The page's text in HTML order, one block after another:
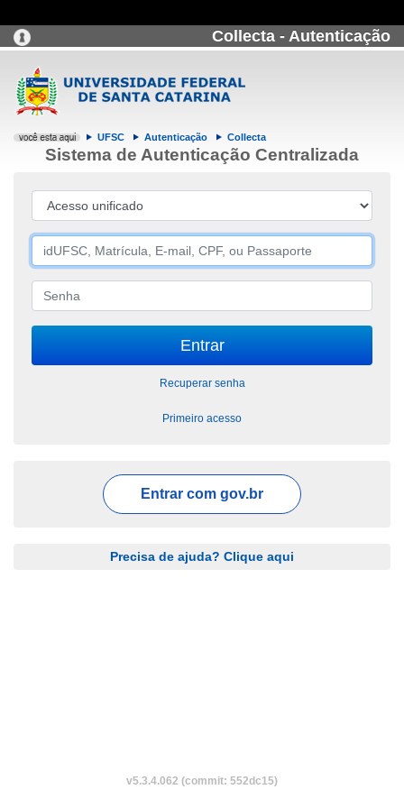
Collecta - Autenticação
UFSC Autenticação Collecta
Sistema de Autenticação Centralizada
Recuperar senha
Primeiro acesso
Entrar com gov.br
Precisa de ajuda? Clique aqui
v5.3.4.062 (commit: 552dc15)